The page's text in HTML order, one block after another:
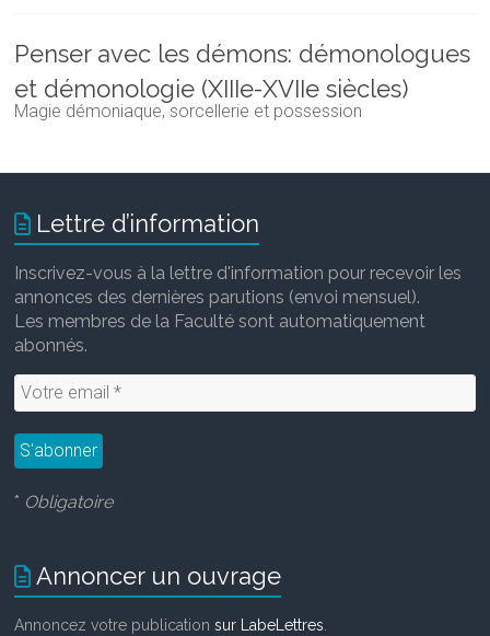
Faculté
des
lettres
Penser avec les démons: démonologues
et démonologie (XIIIe-XVIIe siècles)
Magie démoniaque, sorcellerie et possession
Lettre d’information
Inscrivez-vous à la lettre d'information pour recevoir les
annonces des dernières parutions (envoi mensuel).
Les membres de la Faculté sont automatiquement
abonnés.
* Obligatoire
Annoncer un ouvrage
Annoncez votre publicationsur LabeLettres